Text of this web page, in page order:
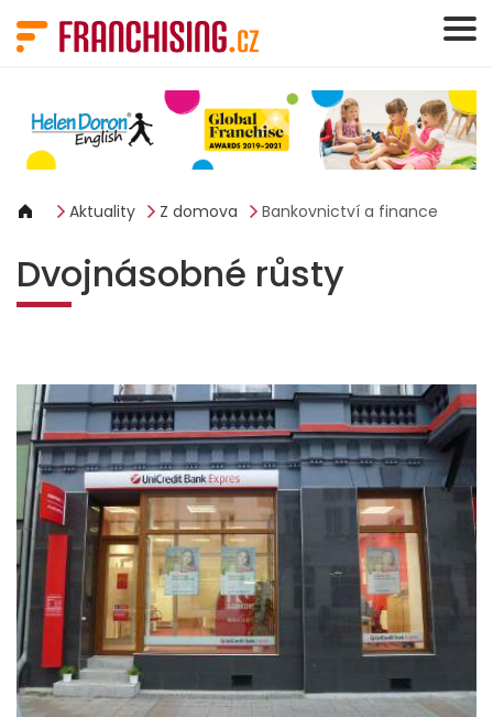
Aktuality Z domova Bankovnictví a finance
Dvojnásobné růsty